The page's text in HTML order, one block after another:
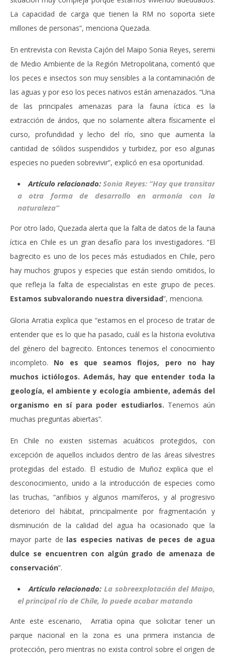
La capacidad de carga que tienen la RM no soporta siete
millones de personas”, menciona Quezada.
En entrevista con Revista Cajón del Maipo Sonia Reyes, seremi
de Medio Ambiente de la Región Metropolitana, comentó que
los peces e insectos son muy sensibles a la contaminación de
las aguas y por eso los peces nativos están amenazados. “Una
de las principales amenazas para la fauna íctica es la
extracción de áridos, que no solamente altera físicamente el
curso, profundidad y lecho del río, sino que aumenta la
cantidad de sólidos suspendidos y turbidez, por eso algunas
especies no pueden sobrevivir”, explicó en esa oportunidad.
Artículo relacionado:Sonia Reyes: “Hay que transitar
a otra forma de desarrollo en armonía con la
naturaleza”
Por otro lado, Quezada alerta que la falta de datos de la fauna
íctica en Chile es un gran desafío para los investigadores. “El
bagrecito es uno de los peces más estudiados en Chile, pero
hay muchos grupos y especies que están siendo omitidos, lo
que refleja la falta de especialistas en este grupo de peces.
Estamos subvalorando nuestra diversidad”, menciona.
Gloria Arratia explica que “estamos en el proceso de tratar de
entender que es lo que ha pasado, cuál es la historia evolutiva
del género del bagrecito. Entonces tenemos el conocimiento
incompleto. No es que seamos flojos, pero no hay
muchos ictiólogos. Además, hay que entender toda la
geología, el ambiente y ecología ambiente, además del
organismo en sí para poder estudiarlos. Tenemos aún
muchas preguntas abiertas”.
En Chile no existen sistemas acuáticos protegidos, con
excepción de aquellos incluidos dentro de las áreas silvestres
protegidas del estado. El estudio de Muñoz explica que el
desconocimiento, unido a la introducción de especies como
las truchas, “anfibios y algunos mamíferos, y al progresivo
deterioro del hábitat, principalmente por fragmentación y
disminución de la calidad del agua ha ocasionado que la
mayor parte de las especies nativas de peces de agua
dulce se encuentren con algún grado de amenaza de
conservación”.
Artículo relacionado:La sobreexplotación del Maipo,
el principal río de Chile, lo puede acabar matando
Ante este escenario, Arratia opina que solicitar tener un
parque nacional en la zona es una primera instancia de
protección, pero mientras no exista control sobre el origen de